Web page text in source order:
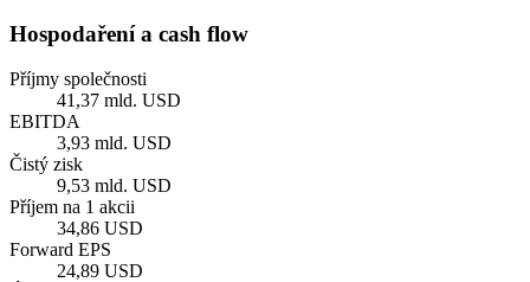
Hospodaření a cash flow
Příjmy společnosti
41,37 mld. USD
EBITDA
3,93 mld. USD
Čistý zisk
9,53 mld. USD
Příjem na 1 akcii
34,86 USD
Forward EPS
24,89 USD